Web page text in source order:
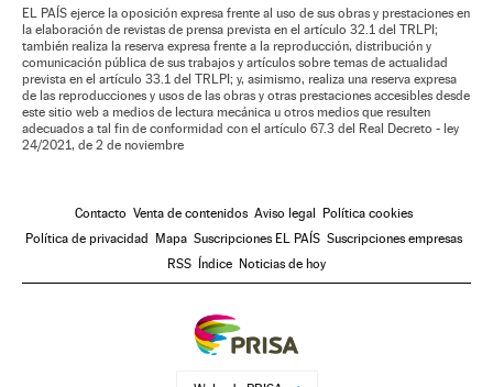
EL PAÍS ejerce la oposición expresa frente al uso de sus obras y prestaciones en
la elaboración de revistas de prensa prevista en el artículo 32.1 del TRLPI;
también realiza la reserva expresa frente a la reproducción, distribución y
comunicación pública de sus trabajos y artículos sobre temas de actualidad
prevista en el artículo 33.1 del TRLPI; y, asimismo, realiza una reserva expresa
de las reproducciones y usos de las obras y otras prestaciones accesibles desde
este sitio web a medios de lectura mecánica u otros medios que resulten
adecuados a tal fin de conformidad con el artículo 67.3 del Real Decreto - ley
24/2021, de 2 de noviembre
Contacto Venta de contenidos Aviso legal
Política cookies
Política de privacidad
Mapa Suscripciones EL PAÍS Suscripciones empresas
RSS
Índice Noticias de hoy